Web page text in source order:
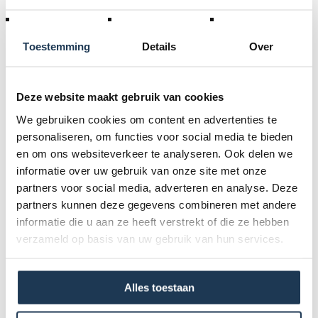
Toestemming Details Over
Deze website maakt gebruik van cookies
We gebruiken cookies om content en advertenties te
personaliseren, om functies voor social media te bieden
en om ons websiteverkeer te analyseren. Ook delen we
informatie over uw gebruik van onze site met onze
partners voor social media, adverteren en analyse. Deze
partners kunnen deze gegevens combineren met andere
informatie die u aan ze heeft verstrekt of die ze hebben
verzameld op basis van uw gebruik van hun services.
Alles toestaan
Specificaties
Afmetingen (l x b x h):
3,5 m x 2,5 m x 1 m
Stroomvoorziening:
220 Volt, 16 Ampère, 1 motor van 1500 Watt